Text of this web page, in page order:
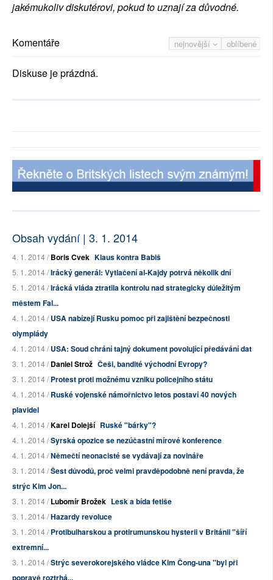
jakémukoliv diskutérovi, pokud to uznají za důvodné.
nejnovější oblíbené
Komentáře
Diskuse je prázdná.
Obsah vydání | 3. 1. 2014
4. 1. 2014 /Boris Cvek Klaus kontra Babiš
5. 1. 2014 /Irácký generál: Vytlačení al-Kajdy potrvá několik dní
5. 1. 2014 /Irácká vláda ztratila kontrolu nad strategicky důležitým
městem Fal...
4. 1. 2014 /USA nabízejí Rusku pomoc při zajištění bezpečnosti
olympiády
4. 1. 2014 /USA: Soud chrání tajný dokument povolující předávání dat
3. 1. 2014 /Daniel Strož Češi, bandité východní Evropy?
3. 1. 2014 /Protest proti možnému vzniku policejního státu
4. 1. 2014 /Ruské vojenské námořnictvo letos postaví 40 nových
plavidel
4. 1. 2014 /Karel Dolejší Ruské "bárky"?
4. 1. 2014 /Syrská opozice se nezúčastní mírové konference
4. 1. 2014 /Němečtí neonacisté se vydávají za novináře
3. 1. 2014 /Šest důvodů, proč velmi pravděpodobně není pravda, že
strýc Kim Jon...
3. 1. 2014 /Lubomír Brožek Lesk a bída fetiše
3. 1. 2014 /Hazardy revoluce
3. 1. 2014 /Protibulharskou a protirumunskou hysterii v Británii "šíří
extremní...
3. 1. 2014 /Strýc severokorejského vládce Kim Čong-una "byl při
popravě roztrhá...